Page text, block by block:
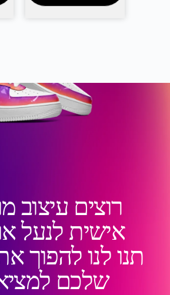
רוצים עיצוב
אישית לנעל
תנו לנו להפוך
שלכם